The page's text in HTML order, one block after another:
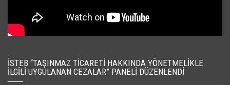
İSTEB “TAŞINMAZ TICARETI HAKKINDA YÖNETMELIKLE
İLGILI UYGULANAN CEZALAR” PANELI DÜZENLENDI